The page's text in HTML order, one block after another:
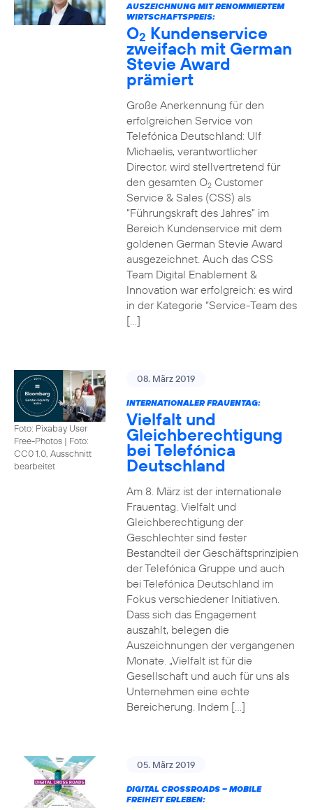
AUSZEICHNUNG MIT RENOMMIERTEM
WIRTSCHAFTSPREIS:
O2 Kundenservice
zweifach mit German
Stevie Award
prämiert
Große Anerkennung für den
erfolgreichen Service von
Telefónica Deutschland: Ulf
Michaelis, verantwortlicher
Director, wird stellvertretend für
den gesamten O2Customer
Service & Sales (CSS) als
“Führungskraft des Jahres” im
Bereich Kundenservice mit dem
goldenen German Stevie Award
ausgezeichnet. Auch das CSS
Team Digital Enablement &
Innovation war erfolgreich: es wird
in der Kategorie “Service-Team des
[…]
Foto: Pixabay User
Free-Photos | Foto:
CC0 1.0, Ausschnitt
bearbeitet
08. März 2019
INTERNATIONALER FRAUENTAG:
Vielfalt und
Gleichberechtigung
bei Telefónica
Deutschland
Am 8. März ist der internationale
Frauentag. Vielfalt und
Gleichberechtigung der
Geschlechter sind fester
Bestandteil der Geschäftsprinzipien
der Telefónica Gruppe und auch
bei Telefónica Deutschland im
Fokus verschiedener Initiativen.
Dass sich das Engagement
auszahlt, belegen die
Auszeichnungen der vergangenen
Monate. „Vielfalt ist für die
Gesellschaft und auch für uns als
Unternehmen eine echte
Bereicherung. Indem […]
05. März 2019
DIGITAL CROSSROADS – MOBILE
FREIHEIT ERLEBEN: